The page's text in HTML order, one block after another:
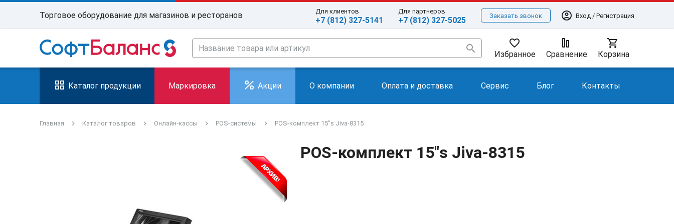
Торговое оборудование для магазинов и ресторанов Для клиентов
+7 (812) 327-5141
Для партнеров
+7 (812) 327-5025 Заказать звонок account_circle Вход / Регистрация
search favorite_border
Избранное Сравнение
shopping_cart
Корзина
Каталог продукции Маркировка Акции О компании Оплата и доставка Сервис Блог Контакты
Главная Каталог товаров Онлайн-кассы POS-системы POS-комплект 15"s Jiva-8315
POS-комплект 15"s Jiva-8315